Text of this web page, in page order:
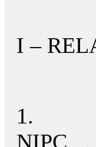
I –
1.
NIPC...,